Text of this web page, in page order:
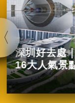
深圳好去處
16大人氣景